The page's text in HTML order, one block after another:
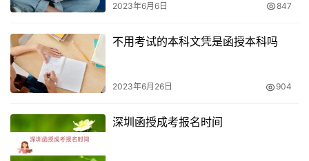
2023年6月6日 847
不用考试的本科文凭是函授本科吗
2023年6月26日 904
深圳函授成考报名时间